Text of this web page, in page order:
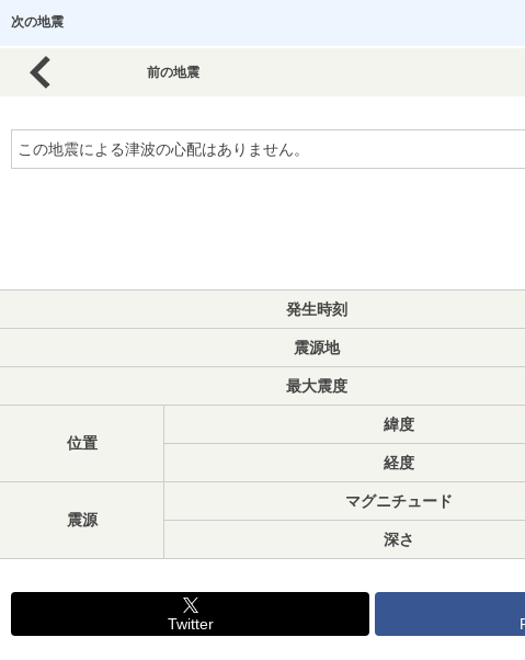
次の地震
前の地震
この地震による津波の心配はありません。
発生時刻
震源地
最大震度
位置
緯度
経度
震源
マグニチュード
深さ
Twitter